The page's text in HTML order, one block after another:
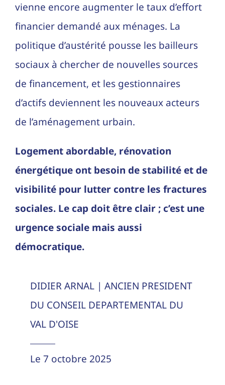
vienne encore augmenter le taux d’effort
financier demandé aux ménages. La
politique d’austérité pousse les bailleurs
sociaux à chercher de nouvelles sources
de financement, et les gestionnaires
d’actifs deviennent les nouveaux acteurs
de l’aménagement urbain.
Logement abordable, rénovation
énergétique ont besoin de stabilité et de
visibilité pour lutter contre les fractures
sociales. Le cap doit être clair ; c’est une
urgence sociale mais aussi
démocratique.
DIDIER ARNAL | ANCIEN PRESIDENT
DU CONSEIL DEPARTEMENTAL DU
VAL D'OISE
Le 7 octobre 2025